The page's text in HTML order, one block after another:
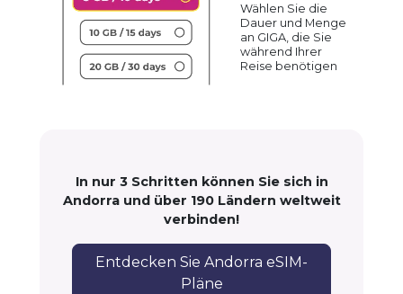
Wählen Sie die
Dauer und Menge
an GIGA, die Sie
während Ihrer
Reise benötigen
In nur 3 Schritten können Sie sich in
Andorra und über 190 Ländern weltweit
verbinden!
Entdecken Sie Andorra eSIM-
Pläne